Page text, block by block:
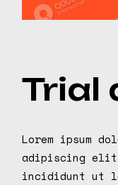
Trial
Lorem ipsum
adipiscing elit,
incididunt ut